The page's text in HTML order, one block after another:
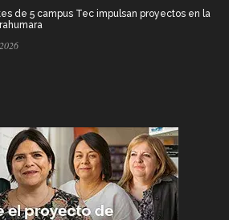
de 5 campus Tec impulsan proyectos en la